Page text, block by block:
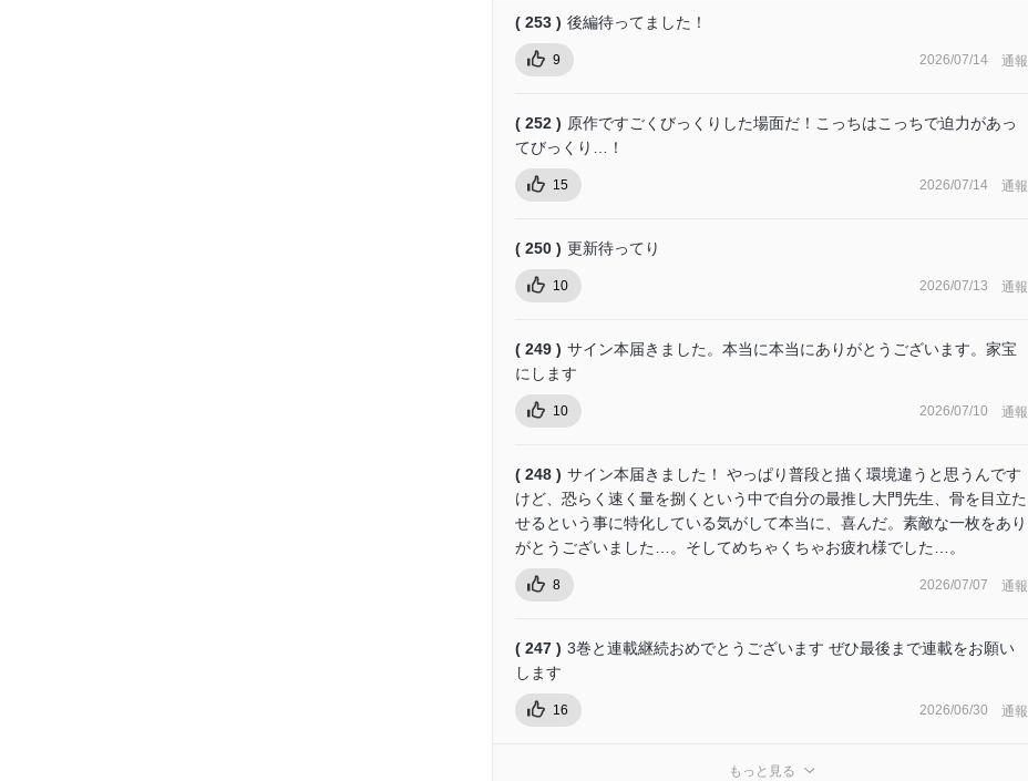
( 253 ) 後編待ってました！
9 2026/07/14 通報
( 252 ) 原作ですごくびっくりした場面だ！こっちはこっちで迫力があっ
てびっくり…！
15 2026/07/14 通報
( 250 ) 更新待ってり
10 2026/07/13 通報
( 249 ) サイン本届きました。本当に本当にありがとうございます。家宝
にします
10 2026/07/10 通報
( 248 ) サイン本届きました！ やっぱり普段と描く環境違うと思うんです
けど、恐らく速く量を捌くという中で自分の最推し大門先生、骨を目立た
せるという事に特化している気がして本当に、喜んだ。素敵な一枚をあり
がとうございました…。そしてめちゃくちゃお疲れ様でした…。
8 2026/07/07 通報
( 247 ) 3巻と連載継続おめでとうございます ぜひ最後まで連載をお願い
します
16 2026/06/30 通報
もっと見る